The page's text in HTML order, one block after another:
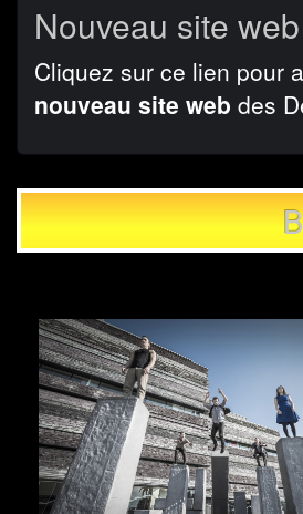
Nouveau site web
Cliquez sur ce lien pour
nouveau site web des